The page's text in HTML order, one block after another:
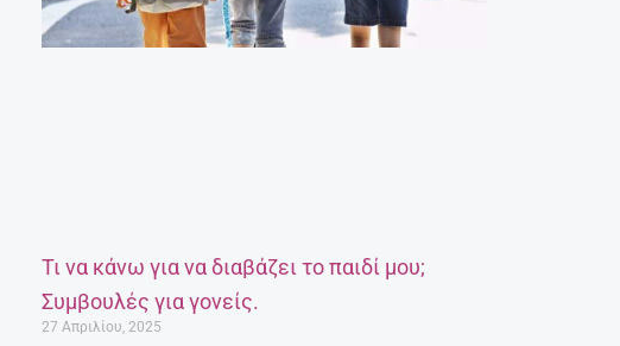
Τι να κάνω για να διαβάζει το παιδί μου;
Συμβουλές για γονείς.
27 Απριλίου, 2025